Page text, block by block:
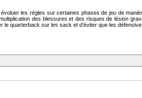
les régles sur certaines phases de jeu de
des blessures et des risques de lésion
le quarterback sur les sack et d’éviter que les défensive-